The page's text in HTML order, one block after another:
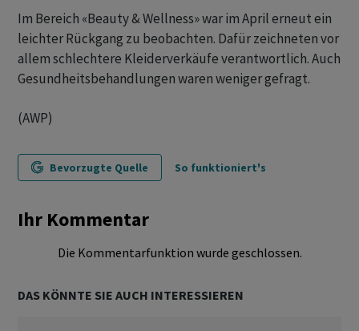
Im Bereich «Beauty & Wellness» war im April erneut ein
leichter Rückgang zu beobachten. Dafür zeichneten vor
allem schlechtere Kleiderverkäufe verantwortlich. Auch
Gesundheitsbehandlungen waren weniger gefragt.
(AWP)
Bevorzugte Quelle So funktioniert's
Ihr Kommentar
Die Kommentarfunktion wurde geschlossen.
DAS KÖNNTE SIE AUCH INTERESSIEREN